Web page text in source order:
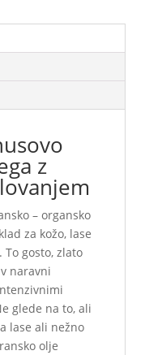
z
– organsko
za kožo, lase
gosto, zlato
naravni
glede na to, ali
lase ali nežno
olje